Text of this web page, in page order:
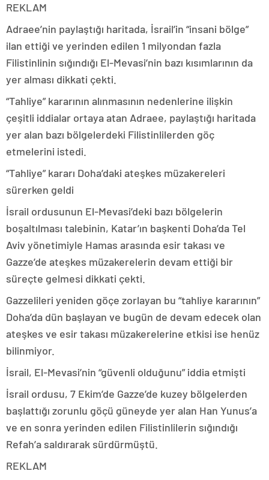
REKLAM
Adraee’nin paylaştığı haritada, İsrail’in “insani bölge”
ilan ettiği ve yerinden edilen 1 milyondan fazla
Filistinlinin sığındığı El-Mevasi’nin bazı kısımlarının da
yer alması dikkati çekti.
“Tahliye” kararının alınmasının nedenlerine ilişkin
çeşitli iddialar ortaya atan Adraee, paylaştığı haritada
yer alan bazı bölgelerdeki Filistinlilerden göç
etmelerini istedi.
“Tahliye” kararı Doha’daki ateşkes müzakereleri
sürerken geldi
İsrail ordusunun El-Mevasi’deki bazı bölgelerin
boşaltılması talebinin, Katar’ın başkenti Doha’da Tel
Aviv yönetimiyle Hamas arasında esir takası ve
Gazze’de ateşkes müzakerelerin devam ettiği bir
süreçte gelmesi dikkati çekti.
Gazzelileri yeniden göçe zorlayan bu “tahliye kararının”
Doha’da dün başlayan ve bugün de devam edecek olan
ateşkes ve esir takası müzakerelerine etkisi ise henüz
bilinmiyor.
İsrail, El-Mevasi’nin “güvenli olduğunu” iddia etmişti
İsrail ordusu, 7 Ekim’de Gazze’de kuzey bölgelerden
başlattığı zorunlu göçü güneyde yer alan Han Yunus’a
ve en sonra yerinden edilen Filistinlilerin sığındığı
Refah’a saldırarak sürdürmüştü.
REKLAM